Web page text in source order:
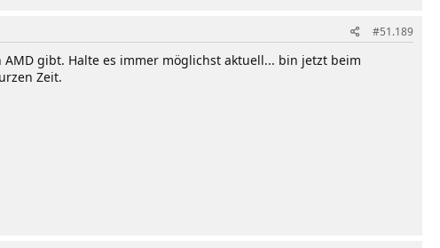
#51.189
gibt. Halte es immer möglichst aktuell... bin jetzt beim
Zeit.